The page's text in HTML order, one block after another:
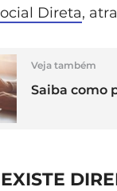
Direta,
Veja também
Saiba como